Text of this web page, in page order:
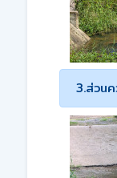
3.ส่วน